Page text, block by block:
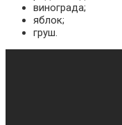
винограда;
яблок;
груш.